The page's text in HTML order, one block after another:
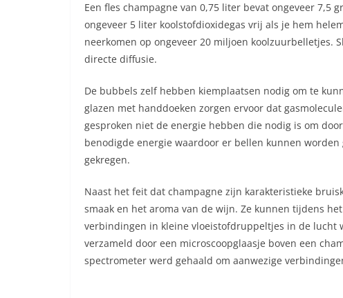
Een fles champagne van 0,75 liter bevat ongeveer
ongeveer 5 liter koolstofdioxidegas vrij als je hem
neerkomen op ongeveer 20 miljoen koolzuurbelletjes.
directe diffusie.
De bubbels zelf hebben kiemplaatsen nodig om te
glazen met handdoeken zorgen ervoor dat
gesproken niet de energie hebben die nodig is om
benodigde energie waardoor er bellen kunnen
gekregen.
Naast het feit dat champagne zijn karakteristieke
smaak en het aroma van de wijn. Ze kunnen tijdens
verbindingen in kleine vloeistofdruppeltjes in de lucht
verzameld door een microscoopglaasje boven een
spectrometer werd gehaald om aanwezige